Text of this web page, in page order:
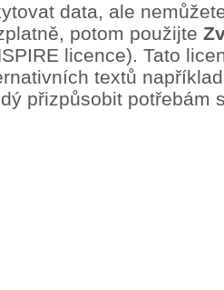
data, ale
potom použijte
licence). Tato
textů
přizpůsobit potřebám